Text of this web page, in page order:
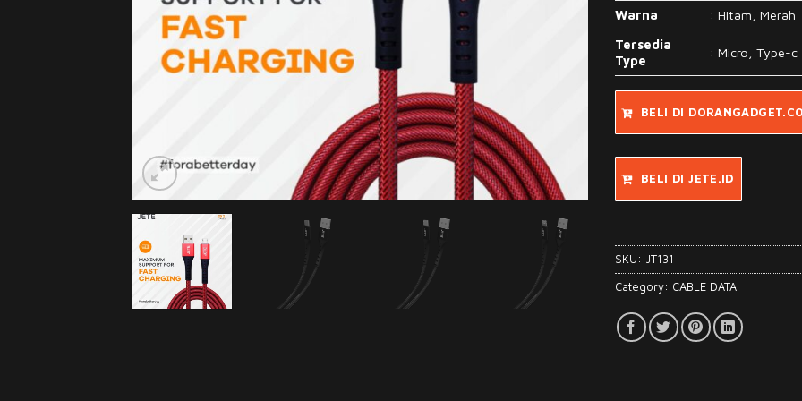
Warna
: Hitam, Merah
Tersedia
Type
: Micro, Type-c
BELI DI
BELI DI JETE.ID
SKU: JT131
Category: CABLE DATA